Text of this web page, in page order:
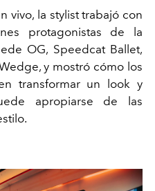
vivo, la stylist trabajó con
protagonistas de la
OG, Speedcat Ballet,
y mostró cómo los
transformar un look y
apropiarse de las